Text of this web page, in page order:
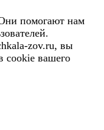
помогают нам
zov.ru, вы
cookie вашего